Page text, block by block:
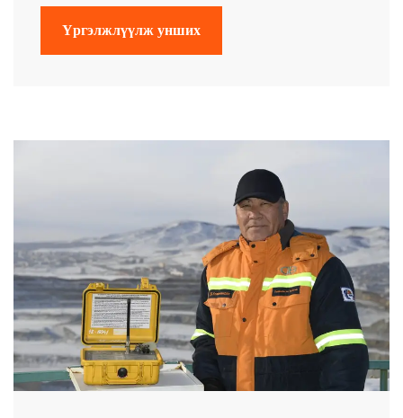
Үргэлжлүүлж унших